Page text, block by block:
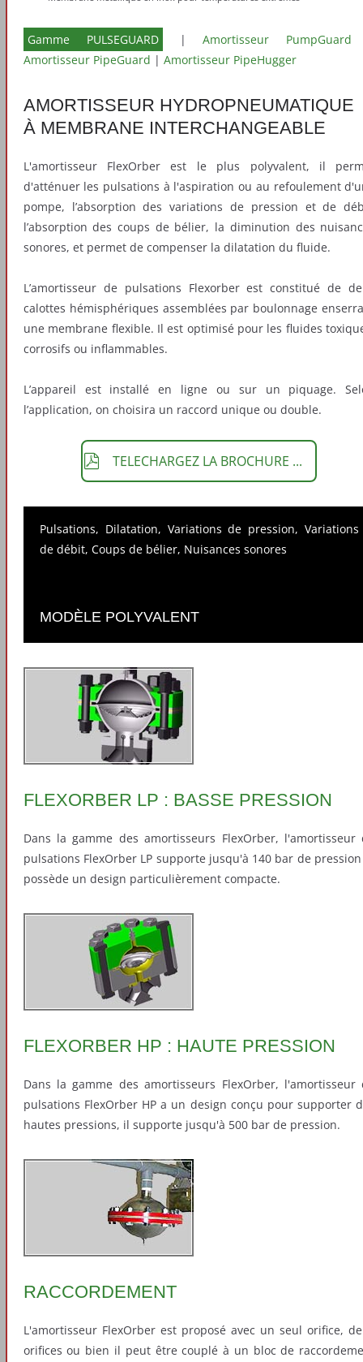
Gamme PULSEGUARD |Amortisseur PumpGuard
Amortisseur PipeGuard | Amortisseur PipeHugger
AMORTISSEUR HYDROPNEUMATIQUE
À MEMBRANE INTERCHANGEABLE
L'amortisseur FlexOrber est le plus polyvalent, il
d'atténuer les pulsations à l'aspiration ou au refoulement
pompe, l’absorption des variations de pression et de
l’absorption des coups de bélier, la diminution des
sonores, et permet de compenser la dilatation du fluide.
L’amortisseur de pulsations Flexorber est constitué de
calottes hémisphériques assemblées par boulonnage
une membrane flexible. Il est optimisé pour les fluides
corrosifs ou inflammables.
L’appareil est installé en ligne ou sur un piquage.
l’application, on choisira un raccord unique ou double.
TELECHARGEZ LA BROCHURE ...
Pulsations, Dilatation, Variations de pression, Variations
de débit, Coups de bélier, Nuisances sonores
MODÈLE POLYVALENT
FLEXORBER LP : BASSE PRESSION
Dans la gamme des amortisseurs FlexOrber, l'amortisseur
pulsations FlexOrber LP supporte jusqu'à 140 bar de
possède un design particulièrement compacte.
FLEXORBER HP : HAUTE PRESSION
Dans la gamme des amortisseurs FlexOrber, l'amortisseur
pulsations FlexOrber HP a un design conçu pour supporter
hautes pressions, il supporte jusqu'à 500 bar de pression.
RACCORDEMENT
L'amortisseur FlexOrber est proposé avec un seul orifice,
orifices ou bien il peut être couplé à un bloc de